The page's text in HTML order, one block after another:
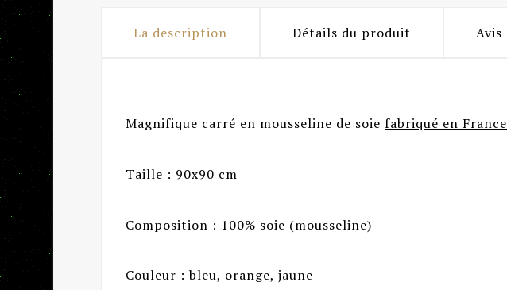
La description Détails du produit Avis
Magnifique carré en mousseline de soiefabriqué en France
Taille : 90x90 cm
Composition : 100% soie (mousseline)
Couleur : bleu, orange, jaune